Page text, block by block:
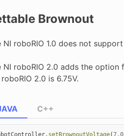
Brownout
NI roboRIO 1.0 does not
NI roboRIO 2.0 adds the
2.0 is 6.75V.
. setBrownoutVoltage(7.0
C++